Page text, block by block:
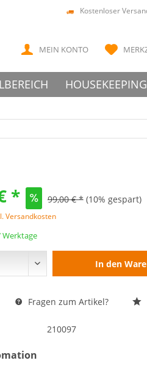
Kostenloser
MEIN KONTO
HOUSEKEEPING
*
99,00 € * (10% gespart)
Versandkosten
Werktage
In den
Fragen zum Artikel?
210097